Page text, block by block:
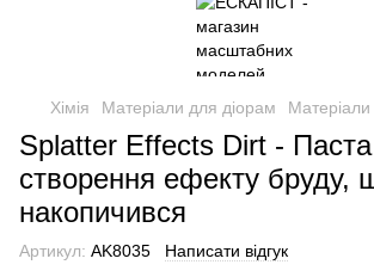
Хімія Матеріали для діорам
Splatter Effects Dirt -
створення ефекту бруду,
накопичився
Артикул: AK8035 Написати відгук